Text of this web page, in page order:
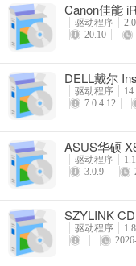
Canon佳能
驱动程序
20.10
DELL戴尔
驱动程序
7.0.4.12
ASUS华硕
用程序
驱动程序
3.0.9
SZYLINK
驱动程序